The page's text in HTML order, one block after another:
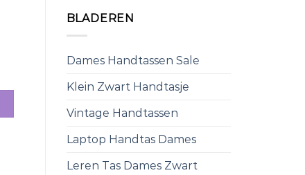
BLADEREN
Dames Handtassen Sale
Klein Zwart Handtasje
Vintage Handtassen
Laptop Handtas Dames
Leren Tas Dames Zwart